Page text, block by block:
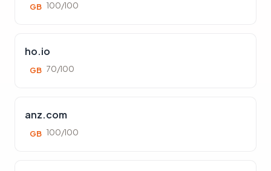
GB 100/100
ho.io
GB 70/100
anz.com
GB 100/100